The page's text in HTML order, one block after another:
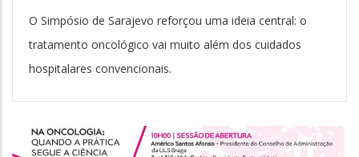
O Simpósio de Sarajevo reforçou uma ideia central: o
tratamento oncológico vai muito além dos cuidados
hospitalares convencionais.